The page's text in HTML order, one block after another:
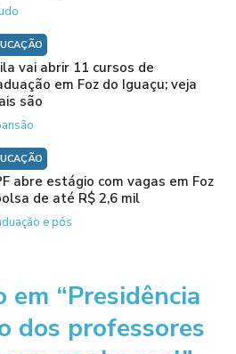
vai abrir 11 cursos de
em Foz do Iguaçu; veja
são
abre estágio com vagas em Foz
de até R$ 2,6 mil
e pós
em “Presidência
dos professores